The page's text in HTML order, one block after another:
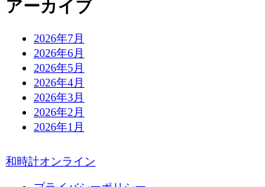
アーカイブ
2026年7月
2026年6月
2026年5月
2026年4月
2026年3月
2026年2月
2026年1月
和時計オンライン